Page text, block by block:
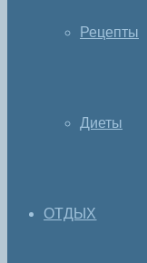
Рецепты
Диеты
ОТДЫХ